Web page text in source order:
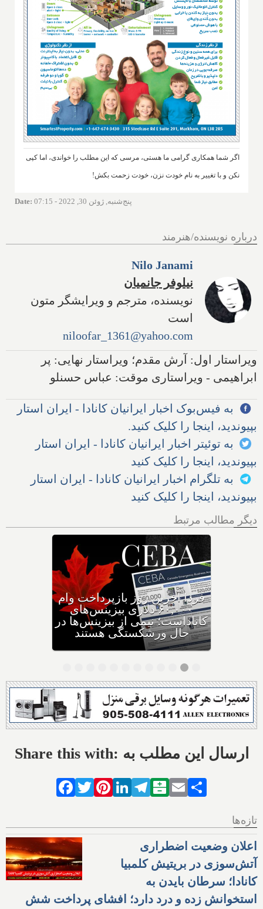
اگر شما همکاری گرامی ما هستی، مرسی که این مطلب را خواندی، اما کپی
نکن و با تغییر به نام خودت نزن، خودت زحمت بکش!
Date: پنج‌شنبه, ژوئن 30, 2022 - 07:15
درباره نویسنده/هنرمند
Nilo Janami
نیلوفر جانمیان
نویسنده، مترجم و ویرایشگر متون
است
niloofar_1361@yahoo.com
ویراستار اول: آرش مقدم؛ ویراستار نهایی: پر
ابراهیمی - ویراستاری موقت: عباس حسنلو
به فیس‌بوک اخبار ایرانیان کانادا - ایران استار
بپیوندید، اینجا را کلیک کنید.
به توئیتر اخبار ایرانیان کانادا - ایران استار
بپیوندید، اینجا را کلیک کنید
به تلگرام اخبار ایرانیان کانادا - ایران استار
بپیوندید، اینجا را کلیک کنید
دیگر مطالب مرتبط
وزیر مهاجرت: کانادا ویزاهای
توریستی و دانشجویی کمتری
صادر می‌کند
Share this with: ارسال این مطلب به
Facebook
TwitterPinterestLinkedIn
Telegram
Balatarin
Email
تازه‌ها
اعلان وضعیت اضطراری
آتش‌سوزی در بریتیش کلمبیا
کانادا؛ سرطان بایدن به
استخوانش زده و درد دارد؛ افشای پرداخت شش